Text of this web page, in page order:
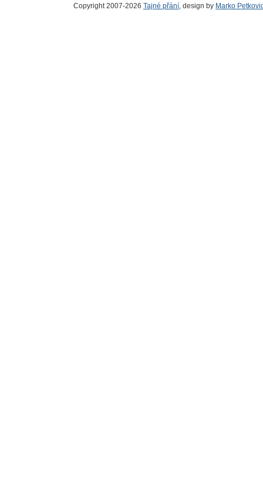
Copyright 2007-2026 Tajné přání , design by Marko